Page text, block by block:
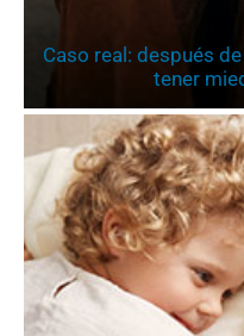
Caso real: después
tener